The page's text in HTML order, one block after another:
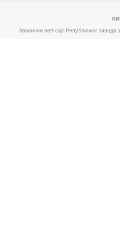
Званични веб-сајт Републичког